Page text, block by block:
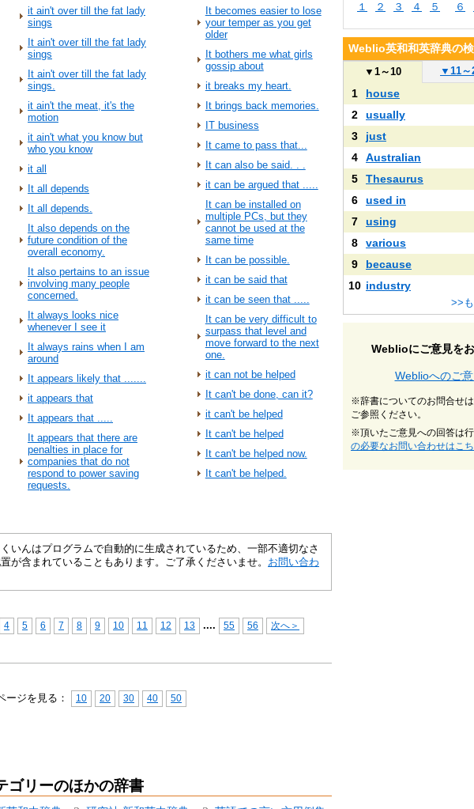
it ain't over till the fat lady
sings
It ain't over till the fat lady
sings
It ain't over till the fat lady
sings.
it ain't the meat, it's the
motion
it ain't what you know but
who you know
it all
It all depends
It all depends.
It also depends on the
future condition of the
overall economy.
It also pertains to an issue
involving many people
concerned.
It always looks nice
whenever I see it
It always rains when I am
around
It appears likely that .......
it appears that
It appears that .....
It appears that there are
penalties in place for
companies that do not
respond to power saving
requests.
It becomes easier to lose
your temper as you get
older
It bothers me what girls
gossip about
it breaks my heart.
It brings back memories.
IT business
It came to pass that...
It can also be said. . .
it can be argued that .....
It can be installed on
multiple PCs, but they
cannot be used at the
same time
It can be possible.
it can be said that
it can be seen that .....
It can be very difficult to
surpass that level and
move forward to the next
one.
it can not be helped
It can't be done, can it?
it can't be helped
It can't be helped
It can't be helped now.
It can't be helped.
いんはプログラムで自動的に生成されているため、一部不適切なさ
が含まれていることもあります。ご了承くださいませ。 お問い合わ
4 5 6 7 8 9 10 11 12 13 .... 55 56 次へ＞
ージを見る： 10 20 30 40 50
ゴリーのほかの辞書
１
２ ３ ４ ５ ６
Weblio英和和英辞典の
▼ 1～10 ▼ 11～
1
house
2
usually
3
just
4
Australian
5
Thesaurus
6
used in
7
using
8
various
9
because
10 industry
>>
Weblioにご意見を
Weblioへのご
※辞書についてのお問合せは
ご参照ください。
※頂いたご意見への回答は行
の必要なお問い合わせはこ